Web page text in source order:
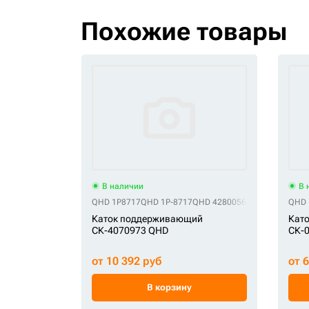
Похожие товары
В наличии
QHD 1P8717QHD 1P-8717QHD 4280056 QHD 5000951
Каток поддерживающий
СК-4070973 QHD
от 10 392 руб
В корзину
В
QHD
СК-
от